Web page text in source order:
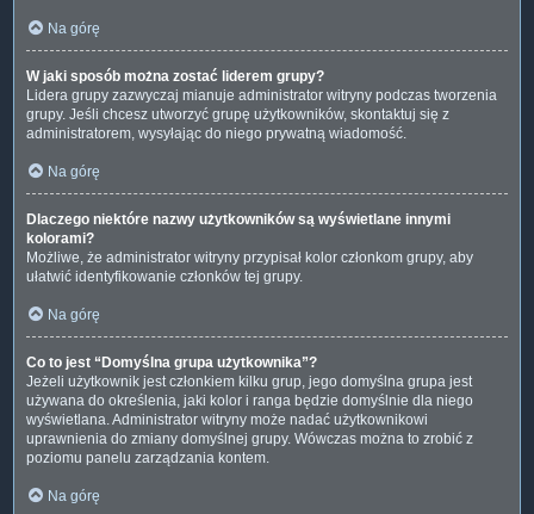
Na górę
W jaki sposób można zostać liderem grupy?
Lidera grupy zazwyczaj mianuje administrator witryny podczas tworzenia
grupy. Jeśli chcesz utworzyć grupę użytkowników, skontaktuj się z
administratorem, wysyłając do niego prywatną wiadomość.
Na górę
Dlaczego niektóre nazwy użytkowników są wyświetlane innymi
kolorami?
Możliwe, że administrator witryny przypisał kolor członkom grupy, aby
ułatwić identyfikowanie członków tej grupy.
Na górę
Co to jest “Domyślna grupa użytkownika”?
Jeżeli użytkownik jest członkiem kilku grup, jego domyślna grupa jest
używana do określenia, jaki kolor i ranga będzie domyślnie dla niego
wyświetlana. Administrator witryny może nadać użytkownikowi
uprawnienia do zmiany domyślnej grupy. Wówczas można to zrobić z
poziomu panelu zarządzania kontem.
Na górę